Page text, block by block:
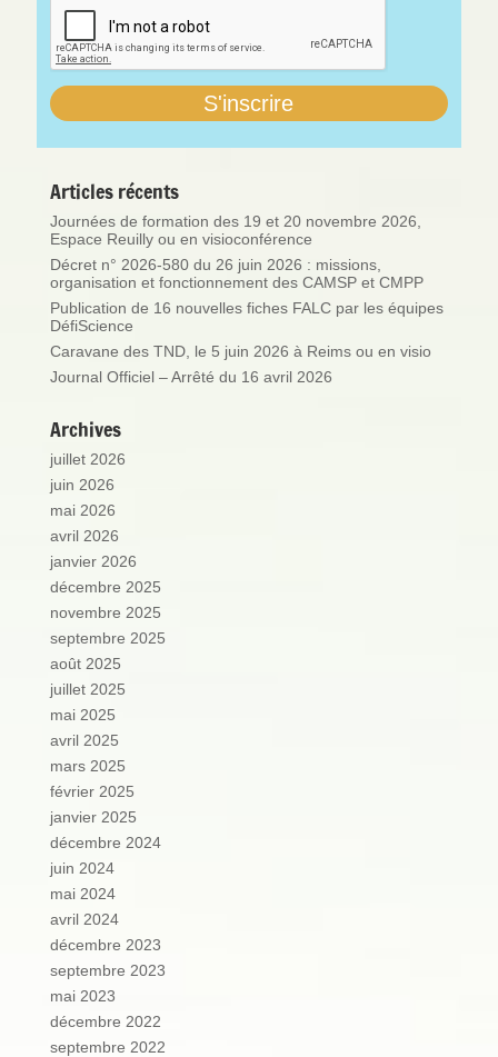
Articles récents
Journées de formation des 19 et 20 novembre 2026,
Espace Reuilly ou en visioconférence
Décret n° 2026-580 du 26 juin 2026 : missions,
organisation et fonctionnement des CAMSP et CMPP
Publication de 16 nouvelles fiches FALC par les équipes
DéfiScience
Caravane des TND, le 5 juin 2026 à Reims ou en visio
Journal Officiel – Arrêté du 16 avril 2026
Archives
juillet 2026
juin 2026
mai 2026
avril 2026
janvier 2026
décembre 2025
novembre 2025
septembre 2025
août 2025
juillet 2025
mai 2025
avril 2025
mars 2025
février 2025
janvier 2025
décembre 2024
juin 2024
mai 2024
avril 2024
décembre 2023
septembre 2023
mai 2023
décembre 2022
septembre 2022